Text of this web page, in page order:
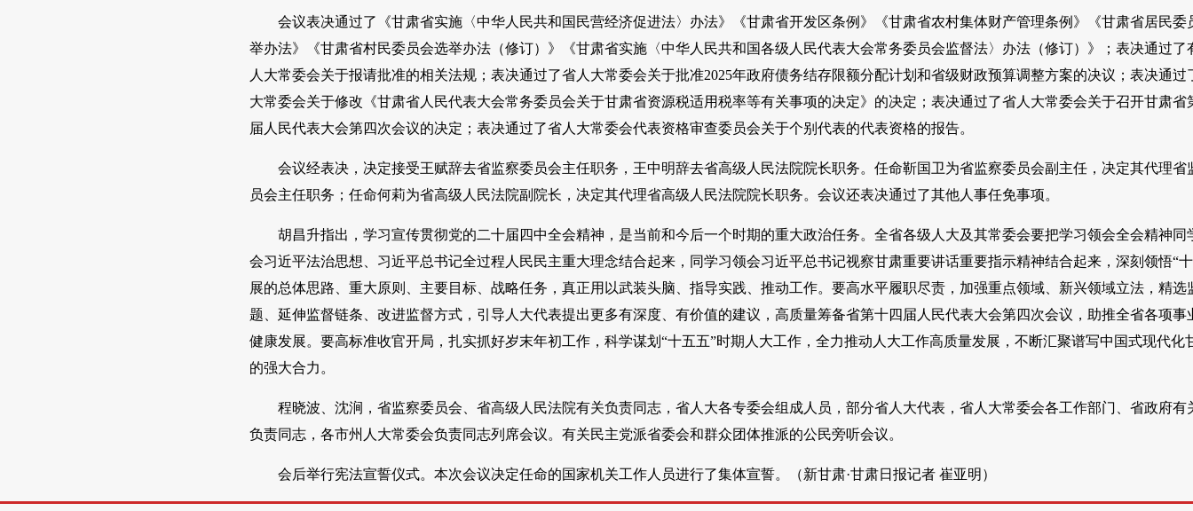
会议表决通过了《甘肃省实施〈中华人民共和国民营经济促进法〉办法》《甘肃省开发区条例》《甘肃省农村集体财产管理条例》《甘肃省居民委
举办法》《甘肃省村民委员会选举办法（修订）》《甘肃省实施〈中华人民共和国各级人民代表大会常务委员会监督法〉办法（修订）》；表决通过了
人大常委会关于报请批准的相关法规；表决通过了省人大常委会关于批准2025年政府债务结存限额分配计划和省级财政预算调整方案的决议；表决通过
大常委会关于修改《甘肃省人民代表大会常务委员会关于甘肃省资源税适用税率等有关事项的决定》的决定；表决通过了省人大常委会关于召开甘肃省
届人民代表大会第四次会议的决定；表决通过了省人大常委会代表资格审查委员会关于个别代表的代表资格的报告。
会议经表决，决定接受王赋辞去省监察委员会主任职务，王中明辞去省高级人民法院院长职务。任命靳国卫为省监察委员会副主任，决定其代理省
员会主任职务；任命何莉为省高级人民法院副院长，决定其代理省高级人民法院院长职务。会议还表决通过了其他人事任免事项。
胡昌升指出，学习宣传贯彻党的二十届四中全会精神，是当前和今后一个时期的重大政治任务。全省各级人大及其常委会要把学习领会全会精神同
会习近平法治思想、习近平总书记全过程人民民主重大理念结合起来，同学习领会习近平总书记视察甘肃重要讲话重要指示精神结合起来，深刻领悟“
展的总体思路、重大原则、主要目标、战略任务，真正用以武装头脑、指导实践、推动工作。要高水平履职尽责，加强重点领域、新兴领域立法，精选
题、延伸监督链条、改进监督方式，引导人大代表提出更多有深度、有价值的建议，高质量筹备省第十四届人民代表大会第四次会议，助推全省各项事
健康发展。要高标准收官开局，扎实抓好岁末年初工作，科学谋划“十五五”时期人大工作，全力推动人大工作高质量发展，不断汇聚谱写中国式现代化
的强大合力。
程晓波、沈涧，省监察委员会、省高级人民法院有关负责同志，省人大各专委会组成人员，部分省人大代表，省人大常委会各工作部门、省政府有
负责同志，各市州人大常委会负责同志列席会议。有关民主党派省委会和群众团体推派的公民旁听会议。
会后举行宪法宣誓仪式。本次会议决定任命的国家机关工作人员进行了集体宣誓。（新甘肃·甘肃日报记者 崔亚明）